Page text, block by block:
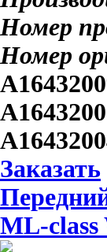
Номер
Номер
Заказать
ML-class